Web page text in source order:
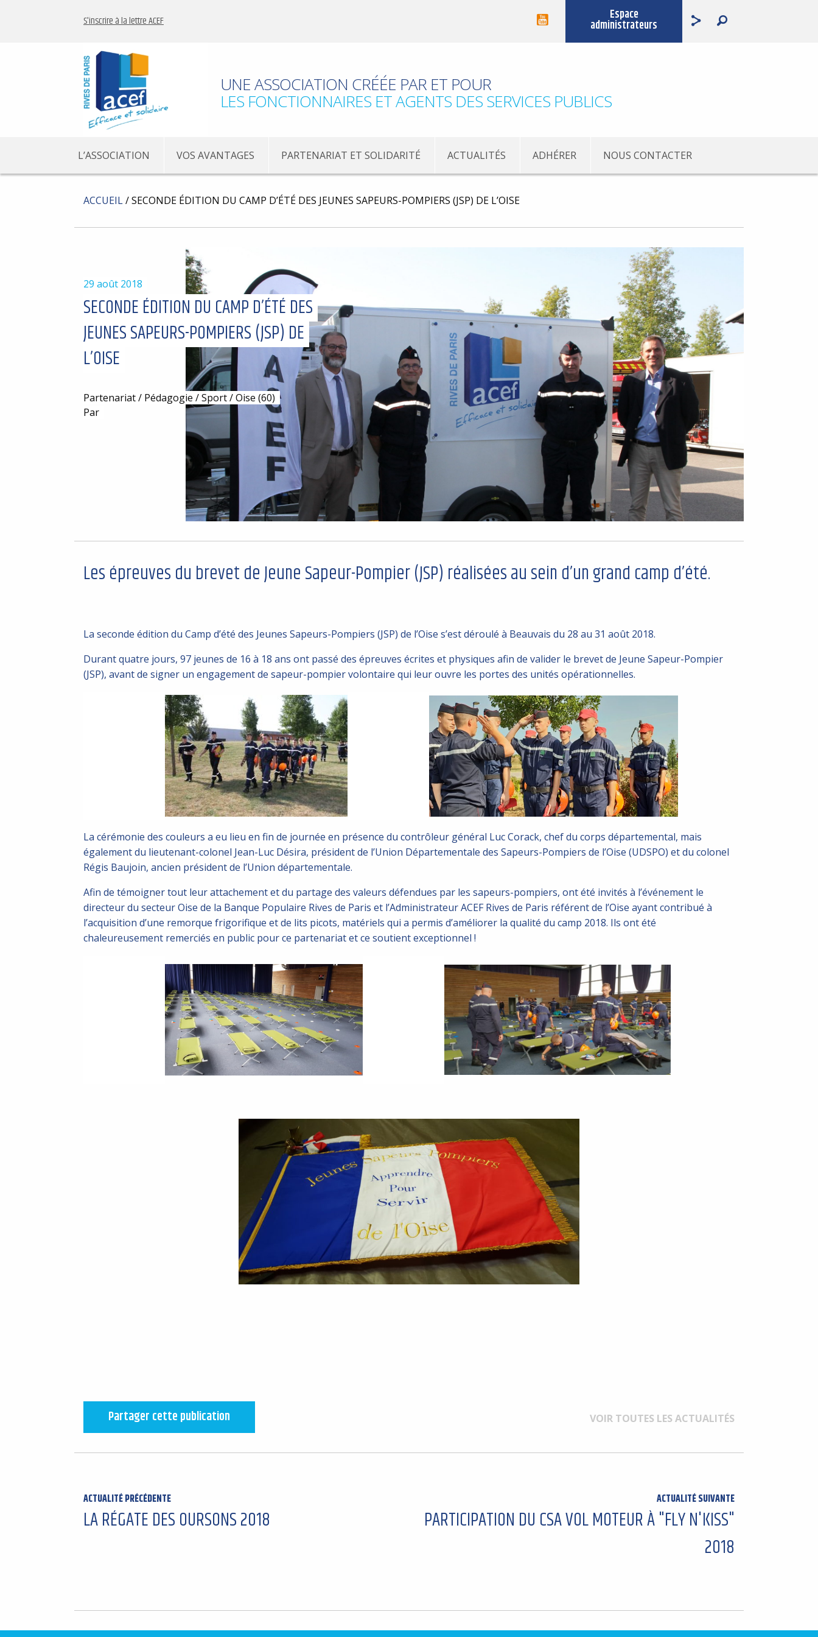
S'inscrire à la lettre ACEF Espace
administrateurs
UNE ASSOCIATION CRÉÉE PAR ET POUR
LES FONCTIONNAIRES ET AGENTS DES SERVICES PUBLICS
L’ASSOCIATION VOS AVANTAGES PARTENARIAT ET SOLIDARITÉ ACTUALITÉS ADHÉRER NOUS CONTACTER
ACCUEIL/SECONDE ÉDITION DU CAMP D’ÉTÉ DES JEUNES SAPEURS-POMPIERS (JSP) DE L’OISE
29 août 2018
SECONDE ÉDITION DU CAMP D’ÉTÉ DES
JEUNES SAPEURS-POMPIERS (JSP) DE
L’OISE
Partenariat / Pédagogie / Sport / Oise (60)
Par
Les épreuves du brevet de Jeune Sapeur-Pompier (JSP) réalisées au sein d’un grand camp d’été.
La seconde édition du Camp d’été des Jeunes Sapeurs-Pompiers (JSP) de l’Oise s’est déroulé à Beauvais du 28 au 31 août 2018.
Durant quatre jours, 97 jeunes de 16 à 18 ans ont passé des épreuves écrites et physiques afin de valider le brevet de Jeune Sapeur-Pompier
(JSP), avant de signer un engagement de sapeur-pompier volontaire qui leur ouvre les portes des unités opérationnelles.
La cérémonie des couleurs a eu lieu en fin de journée en présence du contrôleur général Luc Corack, chef du corps départemental, mais
également du lieutenant-colonel Jean-Luc Désira, président de l’Union Départementale des Sapeurs-Pompiers de l’Oise (UDSPO) et du colonel
Régis Baujoin, ancien président de l’Union départementale.
Afin de témoigner tout leur attachement et du partage des valeurs défendues par les sapeurs-pompiers, ont été invités à l’événement le
directeur du secteur Oise de la Banque Populaire Rives de Paris et l’Administrateur ACEF Rives de Paris référent de l’Oise ayant contribué à
l’acquisition d’une remorque frigorifique et de lits picots, matériels qui a permis d’améliorer la qualité du camp 2018. Ils ont été
chaleureusement remerciés en public pour ce partenariat et ce soutient exceptionnel !
Partager cette publication VOIR TOUTES LES ACTUALITÉS
ACTUALITÉ PRÉCÉDENTE
LA RÉGATE DES OURSONS 2018
ACTUALITÉ SUIVANTE
PARTICIPATION DU CSA VOL MOTEUR À "FLY N'KISS"
2018